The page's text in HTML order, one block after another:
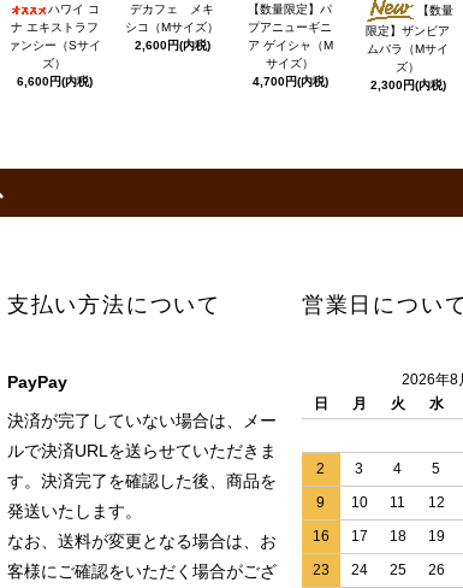
ハワイ コ
ナ エキストラフ
ァンシー（Sサイ
ズ）
6,600円(内税)
デカフェ メキ
シコ（Mサイズ）
2,600円(内税)
【数量限定】パ
プアニューギニ
ア ゲイシャ（M
サイズ）
4,700円(内税)
【数量
限定】ザンビア
ムバラ（Mサイ
ズ）
2,300円(内税)
支払い方法について
PayPay
決済が完了していない場合は、メー
ルで決済URLを送らせていただきま
す。決済完了を確認した後、商品を
発送いたします。
なお、送料が変更となる場合は、お
客様にご確認をいただく場合がござ
営業日について
2026年8
日
月 火 水
2
3 4 5
9
10 11 12
16
17 18 19
23
24 25 26